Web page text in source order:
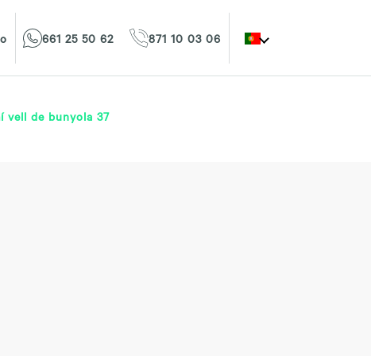
661 25 50 62 871 10 03 06
vell de bunyola 37